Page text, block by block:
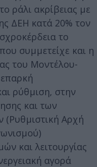
ράλι ακρίβειας με
ΔΕΗ κατά 20% τον
το
συμμετείχε και η
του Μοντέλου-
ρύθμιση, στην
και των
(Ρυθμιστική Αρχή
και λειτουργίας
αγορά